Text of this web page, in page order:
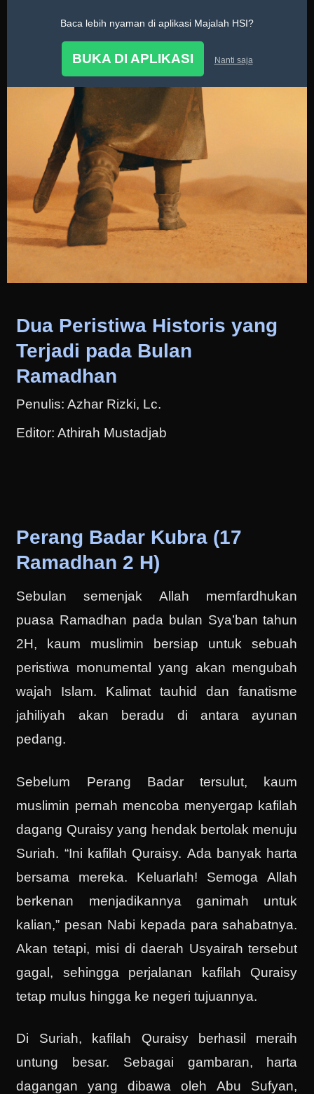
Baca lebih nyaman di aplikasi Majalah HSI?
BUKA DI APLIKASI Nanti saja
Dua Peristiwa Historis yang
Terjadi pada Bulan
Ramadhan
Penulis: Azhar Rizki, Lc.
Editor: Athirah Mustadjab
Perang Badar Kubra (17
Ramadhan 2 H)
Sebulan semenjak Allah memfardhukan
puasa Ramadhan pada bulan Sya’ban tahun
2H, kaum muslimin bersiap untuk sebuah
peristiwa monumental yang akan mengubah
wajah Islam. Kalimat tauhid dan fanatisme
jahiliyah akan beradu di antara ayunan
pedang.
Sebelum Perang Badar tersulut, kaum
muslimin pernah mencoba menyergap kafilah
dagang Quraisy yang hendak bertolak menuju
Suriah. “Ini kafilah Quraisy. Ada banyak harta
bersama mereka. Keluarlah! Semoga Allah
berkenan menjadikannya ganimah untuk
kalian,” pesan Nabi kepada para sahabatnya.
Akan tetapi, misi di daerah Usyairah tersebut
gagal, sehingga perjalanan kafilah Quraisy
tetap mulus hingga ke negeri tujuannya.
Di Suriah, kafilah Quraisy berhasil meraih
untung besar. Sebagai gambaran, harta
dagangan yang dibawa oleh Abu Sufyan,